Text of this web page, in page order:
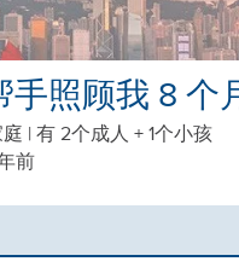
手照顾我 8 个
| 有 2个成人 + 1个小孩
前